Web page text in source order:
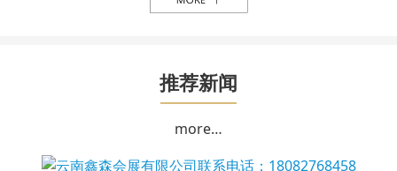
推荐新闻
more…